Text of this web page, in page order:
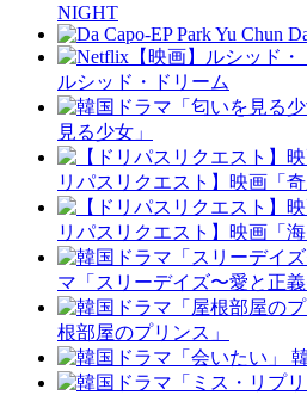
NIGHT
ルシッド・ドリーム
見る少女」
リパスリクエスト】映画「奇
リパスリクエスト】映画「海
マ「スリーデイズ〜愛と正義
根部屋のプリンス」